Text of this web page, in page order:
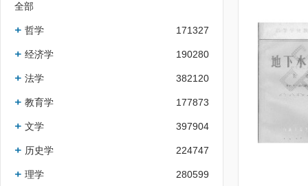
全部
哲学 171327
经济学 190280
法学 382120
教育学 177873
文学 397904
历史学 224747
理学 280599